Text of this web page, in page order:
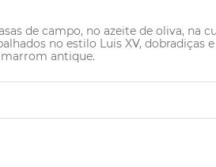
de campo, no azeite de oliva, na
no estilo Luis XV,
antique.